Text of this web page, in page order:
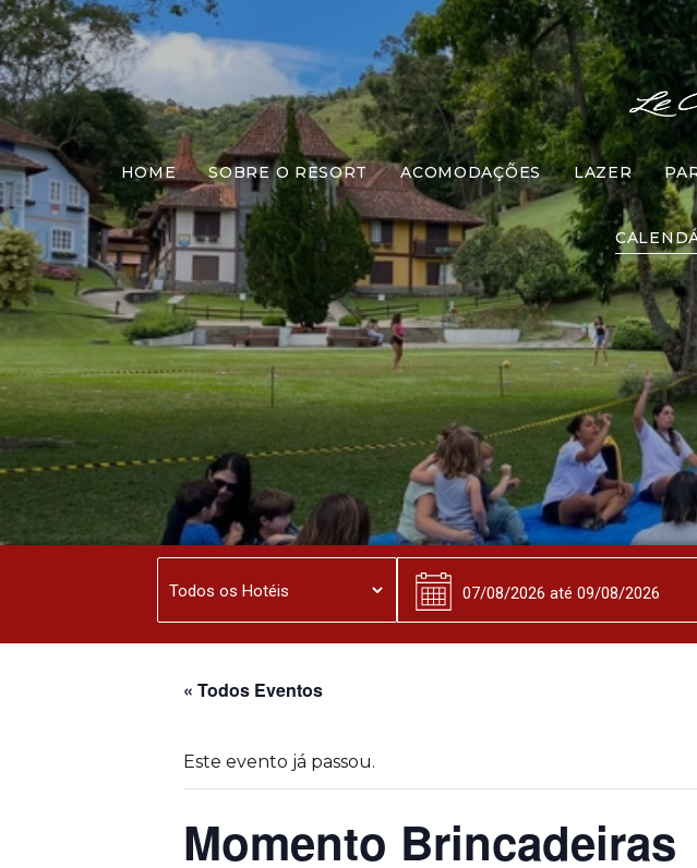
HOME SOBRE O RESORT ACOMODAÇÕES LAZER
Momento
« Todos Eventos
Este evento já passou.
Momento Brincadeiras